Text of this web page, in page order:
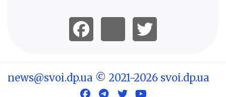
news@svoi.dp.ua © 2021-2026 svoi.dp.ua